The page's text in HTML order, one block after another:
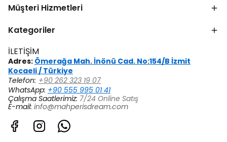
Müşteri Hizmetleri
Kategoriler
İLETİŞİM
Adres: Ömerağa Mah. İnönü Cad. No:154/B İzmit
Kocaeli / Türkiye
Telefon: +90 262 323 19 07
WhatsApp: +90 555 995 01 41
Çalışma Saatlerimiz: 7/24 Online Satış
E-mail: info@mahperisdream.com